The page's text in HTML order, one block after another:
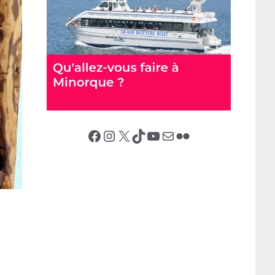
Facebook Instagram X (Twitter) TikTok YouTube E-mail Flickr